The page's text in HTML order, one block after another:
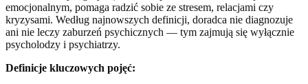
emocjonalnym, pomaga radzić sobie ze stresem, relacjami czy
kryzysami. Według najnowszych definicji, doradca nie diagnozuje
ani nie leczy zaburzeń psychicznych — tym zajmują się wyłącznie
psycholodzy i psychiatrzy.
Definicje kluczowych pojęć: